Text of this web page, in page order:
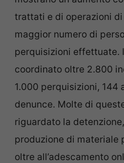
trattati e di operazioni
maggior numero di
perquisizioni effettuate.
coordinato oltre 2.800
1.000 perquisizioni, 144
denunce. Molte di
riguardato la
produzione di materiale
oltre all’adescamento